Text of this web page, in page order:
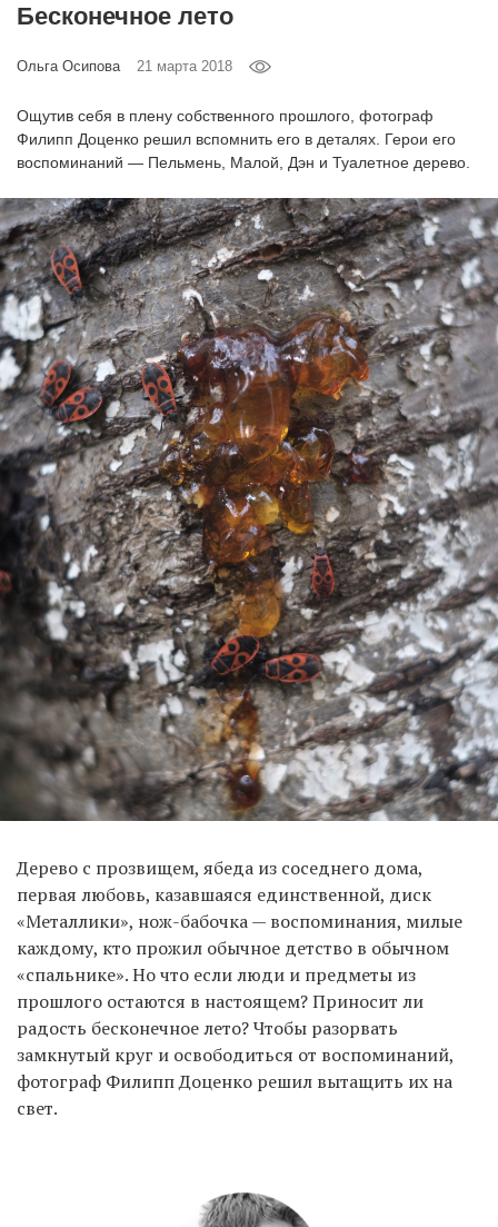
EN
UA
Бесконечное лето
Ольга Осипова 21 марта 2018
Ощутив себя в плену собственного прошлого, фотограф
Филипп Доценко решил вспомнить его в деталях. Герои его
воспоминаний — Пельмень, Малой, Дэн и Туалетное дерево.
Дерево с прозвищем, ябеда из соседнего дома,
первая любовь, казавшаяся единственной, диск
«Металлики», нож-бабочка — воспоминания, милые
каждому, кто прожил обычное детство в обычном
«спальнике». Но что если люди и предметы из
прошлого остаются в настоящем? Приносит ли
радость бесконечное лето? Чтобы разорвать
замкнутый круг и освободиться от воспоминаний,
фотограф Филипп Доценко решил вытащить их на
свет.